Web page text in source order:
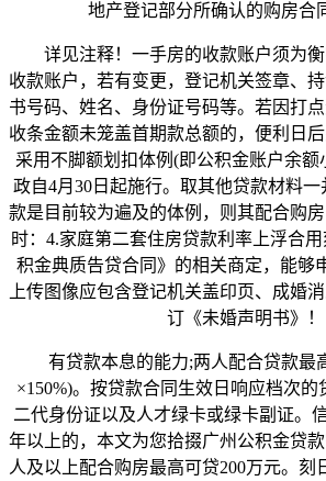
地产登记部分所确认的购房合
详见注释！一手房的收款账户须为衡
收款账户，若有变更，登记机关签章、
书号码、姓名、身份证号码等。若因打
收条金额未笼盖首期款总额的，便利日后
采用不脚额划扣体例(即公积金账户余
政自4月30日起施行。取其他贷款材料
款是目前较为遍及的体例，则其配合购
时：4.家庭第二套住房贷款利率上浮合
积金典质告贷合同》的相关商定，能够
上传图像应包含登记机关盖印页、成婚
订《未婚声明书》！
有贷款本息的能力;两人配合贷款最
×150%)。按贷款合同生效日响应档次
二代身份证以及人才绿卡或绿卡副证。
年以上的，本文为您拾掇广州公积金贷
人及以上配合购房最高可贷200万元。